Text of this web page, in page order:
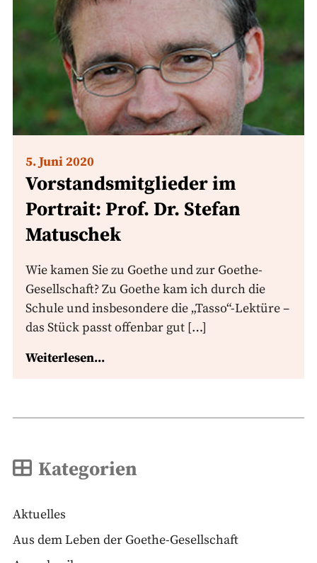
5. Juni 2020
Vorstandsmitglieder im
Portrait: Prof. Dr. Stefan
Matuschek
Wie kamen Sie zu Goethe und zur Goethe-
Gesellschaft? Zu Goethe kam ich durch die
Schule und insbesondere die „Tasso“-Lektüre –
das Stück passt offenbar gut […]
Weiterlesen...
Kategorien
Aktuelles
Aus dem Leben der Goethe-Gesellschaft